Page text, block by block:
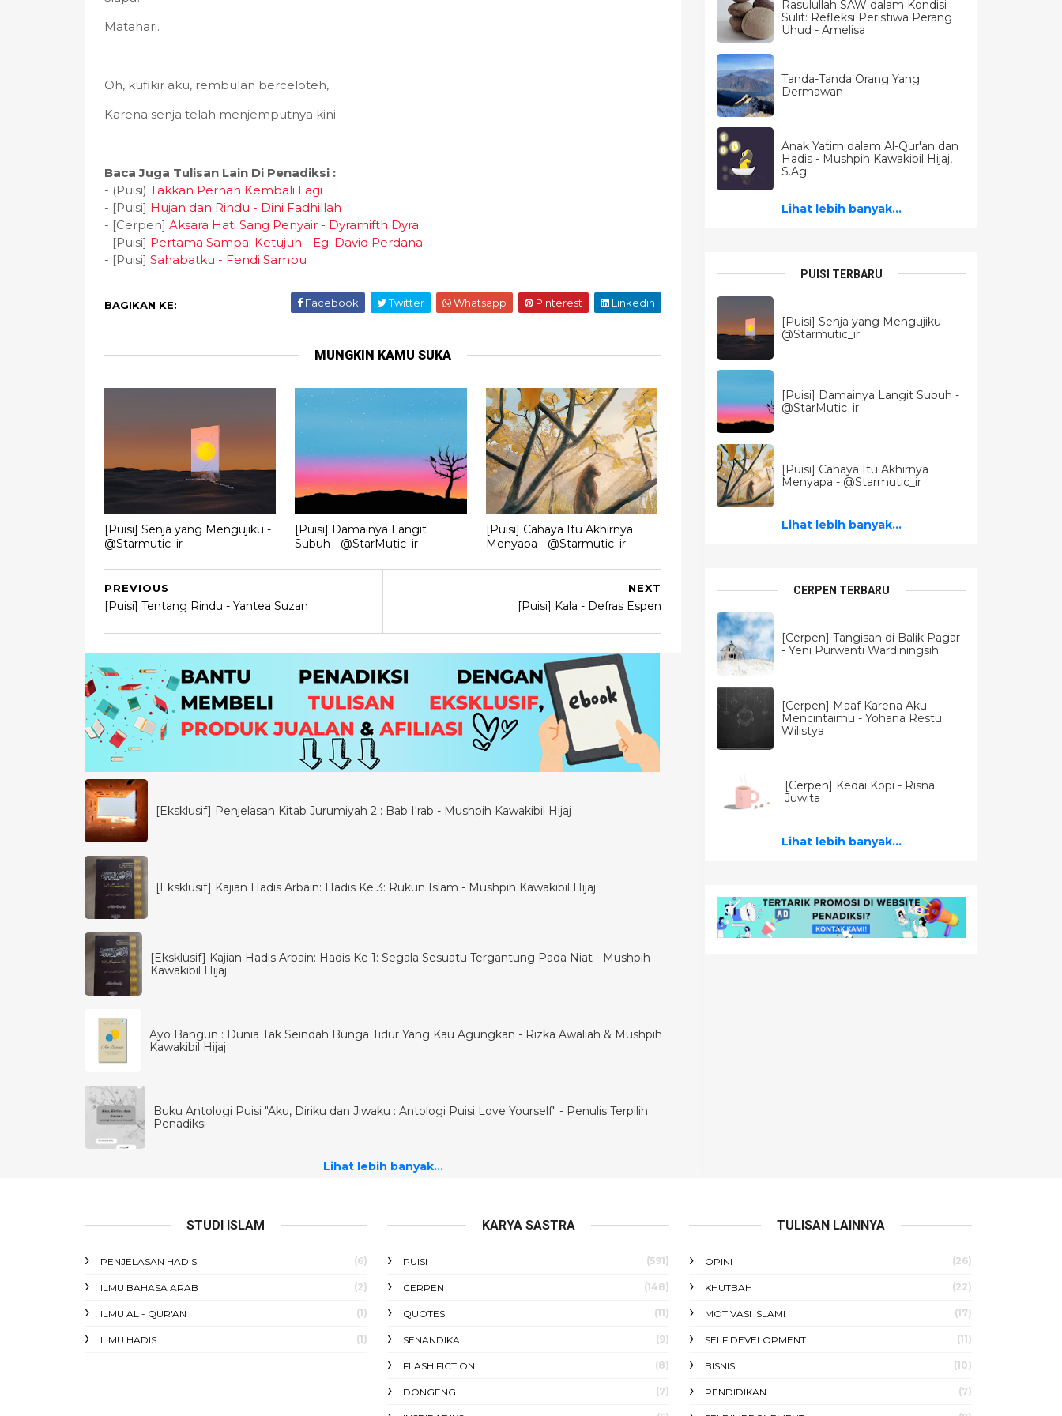
Matahari.
Oh, kufikir aku, rembulan berceloteh,
Karena senja telah menjemputnya kini.
Baca Juga Tulisan Lain Di Penadiksi :
- (Puisi) Takkan Pernah Kembali Lagi
- [Puisi] Hujan dan Rindu - Dini Fadhillah
- [Cerpen] Aksara Hati Sang Penyair - Dyramifth Dyra
- [Puisi] Pertama Sampai Ketujuh - Egi David Perdana
- [Puisi] Sahabatku - Fendi Sampu
BAGIKAN KE: Facebook Twitter Whatsapp Pinterest Linkedin
MUNGKIN KAMU SUKA
[Puisi] Senja yang Mengujiku -
@Starmutic_ir
[Puisi] Damainya Langit
Subuh - @StarMutic_ir
[Puisi] Cahaya Itu Akhirnya
Menyapa - @Starmutic_ir
NEXT
[Puisi] Kala - Defras Espen
PREVIOUS
[Puisi] Tentang Rindu - Yantea Suzan
[Eksklusif] Penjelasan Kitab Jurumiyah 2 : Bab I'rab - Mushpih Kawakibil Hijaj
[Eksklusif] Kajian Hadis Arbain: Hadis Ke 3: Rukun Islam - Mushpih Kawakibil Hijaj
[Eksklusif] Kajian Hadis Arbain: Hadis Ke 1: Segala Sesuatu Tergantung Pada Niat - Mushpih
Kawakibil Hijaj
Ayo Bangun : Dunia Tak Seindah Bunga Tidur Yang Kau Agungkan - Rizka Awaliah & Mushpih
Kawakibil Hijaj
Buku Antologi Puisi "Aku, Diriku dan Jiwaku : Antologi Puisi Love Yourself" - Penulis Terpilih
Penadiksi
Lihat lebih banyak...
Rasulullah SAW dalam Kondisi
Sulit: Refleksi Peristiwa Perang
Uhud - Amelisa
Tanda-Tanda Orang Yang
Dermawan
Anak Yatim dalam Al-Qur'an dan
Hadis - Mushpih Kawakibil Hijaj,
S.Ag.
Lihat lebih banyak...
PUISI TERBARU
[Puisi] Senja yang Mengujiku -
@Starmutic_ir
[Puisi] Damainya Langit Subuh -
@StarMutic_ir
[Puisi] Cahaya Itu Akhirnya
Menyapa - @Starmutic_ir
Lihat lebih banyak...
CERPEN TERBARU
[Cerpen] Tangisan di Balik Pagar
- Yeni Purwanti Wardiningsih
[Cerpen] Maaf Karena Aku
Mencintaimu - Yohana Restu
Wilistya
[Cerpen] Kedai Kopi - Risna
Juwita
Lihat lebih banyak...
STUDI ISLAM
PENJELASAN HADIS (6)
ILMU BAHASA ARAB (2)
ILMU AL - QUR'AN (1)
ILMU HADIS (1)
KARYA SASTRA
PUISI (591)
CERPEN (148)
QUOTES (11)
SENANDIKA (9)
FLASH FICTION (8)
DONGENG (7)
TULISAN LAINNYA
OPINI (26)
KHUTBAH (22)
MOTIVASI ISLAMI (17)
SELF DEVELOPMENT (11)
BISNIS (10)
PENDIDIKAN (7)